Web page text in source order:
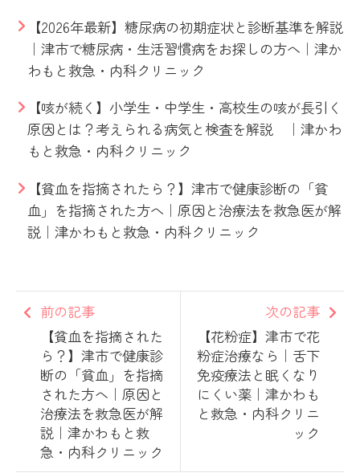
【2026年最新】糖尿病の初期症状と診断基準を解説
｜津市で糖尿病・生活習慣病をお探しの方へ｜津か
わもと救急・内科クリニック
【咳が続く】小学生・中学生・高校生の咳が長引く
原因とは？考えられる病気と検査を解説 ｜津かわ
もと救急・内科クリニック
【貧血を指摘されたら？】津市で健康診断の「貧
血」を指摘された方へ｜原因と治療法を救急医が解
説｜津かわもと救急・内科クリニック
前の記事
【貧血を指摘された
ら？】津市で健康診
断の「貧血」を指摘
された方へ｜原因と
治療法を救急医が解
説｜津かわもと救
急・内科クリニック
次の記事
【花粉症】津市で花
粉症治療なら｜舌下
免疫療法と眠くなり
にくい薬｜津かわも
と救急・内科クリニ
ック